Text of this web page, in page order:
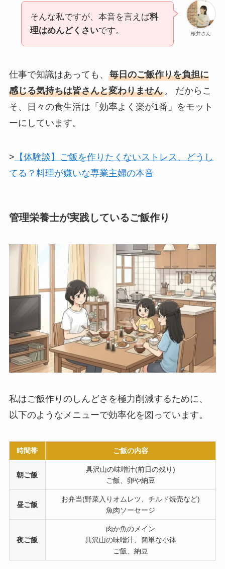
桜井さん
そんな私ですが、本音を言えば料
理はめんどくさいです。
仕事で知識はあっても、 毎日のご飯作りを負担に
感じる気持ちは皆さんと変わりません。 だからこ
そ、日々の食生活は「効率よく楽が1番」をモット
ーにしています。
> 【体験談】ご飯を作りたくないストレス、どうし
てる？料理が嫌いな専業主婦の本音
管理栄養士が実践しているご飯作り
私はご飯作りのしんどさを極力削減するために、
以下のようなメニューで効率化を図っています。
時間帯 ご飯の内容
朝ご飯
具沢山の味噌汁(前日の残り)
ご飯、卵や納豆
昼ご飯
お弁当(野菜入りオムレツ、チルド焼売など)
魚肉ソーセージ
夜ご飯
肉か魚のメイン
具沢山の味噌汁、簡単な小鉢
ご飯、納豆